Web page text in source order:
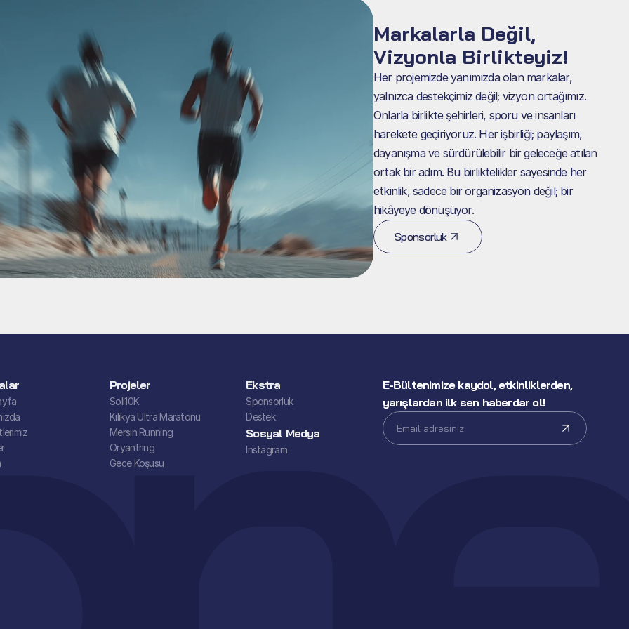
Markalarla Değil,
Vizyonla Birlikteyiz!
Her projemizde yanımızda olan markalar,
yalnızca destekçimiz değil; vizyon ortağımız.
Onlarla birlikte şehirleri, sporu ve insanları
harekete geçiriyoruz. Her işbirliği; paylaşım,
dayanışma ve sürdürülebilir bir geleceğe atılan
ortak bir adım. Bu birliktelikler sayesinde her
etkinlik, sadece bir organizasyon değil; bir
hikâyeye dönüşüyor.
Sponsorluk
Projeler
Soli10K
Kilikya Ultra Maratonu
Mersin Running
Oryantring
Gece Koşusu
Ekstra
Sponsorluk
Destek
Sosyal Medya
Instagram
E-Bültenimize kaydol, etkinliklerden,
yarışlardan ilk sen haberdar ol!